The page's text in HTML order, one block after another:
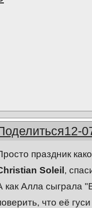
12-
праздник
Soleil ,
как Алла сыграла
что её